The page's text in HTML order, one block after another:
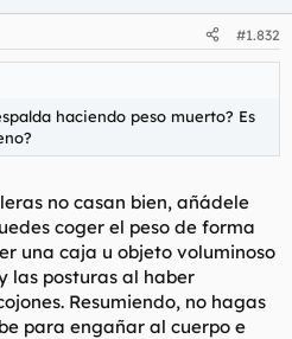
Así me gusta, hay que tener en
Fíjate en la firma de
y dime que no eres un cipote.
#1.832
haciendo peso muerto? Es
no casan bien, añádele
coger el peso de forma
una caja u objeto voluminoso
las posturas al haber
Resumiendo, no hagas
para engañar al cuerpo e